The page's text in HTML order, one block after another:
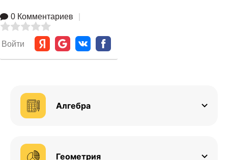
0 Комментариев
Войти
Алгебра
Геометрия